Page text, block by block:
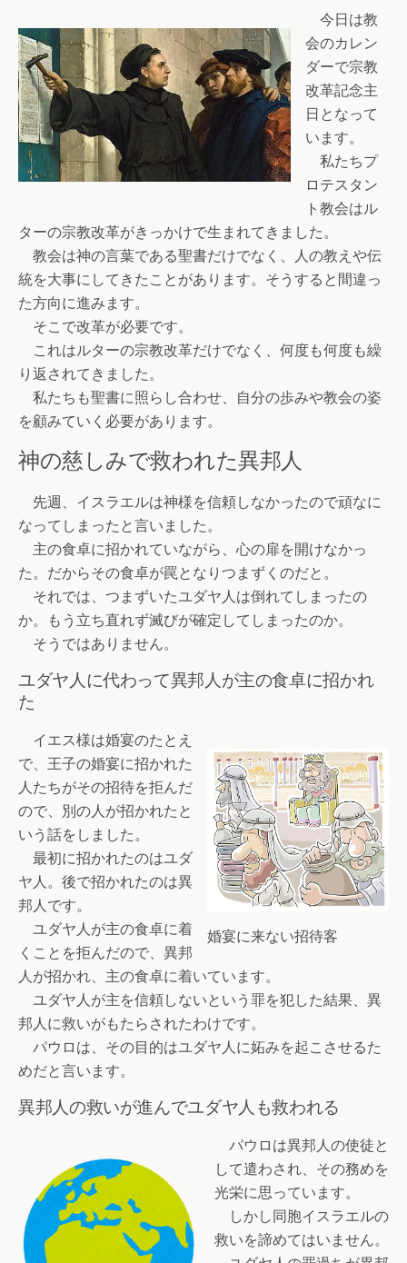
今日は教
会のカレン
ダーで宗教
改革記念主
日となって
います。
私たちプ
ロテスタン
ト教会はル
ターの宗教改革がきっかけで生まれてきました。
教会は神の言葉である聖書だけでなく、人の教えや伝
統を大事にしてきたことがあります。そうすると間違っ
た方向に進みます。
そこで改革が必要です。
これはルターの宗教改革だけでなく、何度も何度も繰
り返されてきました。
私たちも聖書に照らし合わせ、自分の歩みや教会の姿
を顧みていく必要があります。
神の慈しみで救われた異邦人
先週、イスラエルは神様を信頼しなかったので頑なに
なってしまったと言いました。
主の食卓に招かれていながら、心の扉を開けなかっ
た。だからその食卓が罠となりつまずくのだと。
それでは、つまずいたユダヤ人は倒れてしまったの
か。もう立ち直れず滅びが確定してしまったのか。
そうではありません。
ユダヤ人に代わって異邦人が主の食卓に招かれ
た
婚宴に来ない招待客
イエス様は婚宴のたとえ
で、王子の婚宴に招かれた
人たちがその招待を拒んだ
ので、別の人が招かれたと
いう話をしました。
最初に招かれたのはユダ
ヤ人。後で招かれたのは異
邦人です。
ユダヤ人が主の食卓に着
くことを拒んだので、異邦
人が招かれ、主の食卓に着いています。
ユダヤ人が主を信頼しないという罪を犯した結果、異
邦人に救いがもたらされたわけです。
パウロは、その目的はユダヤ人に妬みを起こさせるた
めだと言います。
異邦人の救いが進んでユダヤ人も救われる
パウロは異邦人の使徒と
して遣わされ、その務めを
光栄に思っています。
しかし同胞イスラエルの
救いを諦めてはいません。